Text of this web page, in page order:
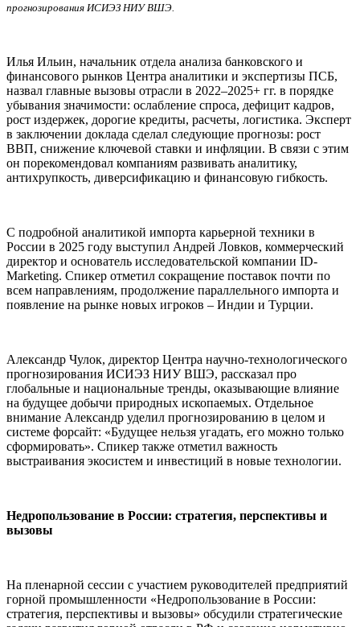
прогнозирования ИСИЭЗ НИУ ВШЭ.
Илья Ильин, начальник отдела анализа банковского и
финансового рынков Центра аналитики и экспертизы ПСБ,
назвал главные вызовы отрасли в 2022–2025+ гг. в порядке
убывания значимости: ослабление спроса, дефицит кадров,
рост издержек, дорогие кредиты, расчеты, логистика. Эксперт
в заключении доклада сделал следующие прогнозы: рост
ВВП, снижение ключевой ставки и инфляции. В связи с этим
он порекомендовал компаниям развивать аналитику,
антихрупкость, диверсификацию и финансовую гибкость.
С подробной аналитикой импорта карьерной техники в
России в 2025 году выступил Андрей Ловков, коммерческий
директор и основатель исследовательской компании ID-
Marketing. Спикер отметил сокращение поставок почти по
всем направлениям, продолжение параллельного импорта и
появление на рынке новых игроков – Индии и Турции.
Александр Чулок, директор Центра научно-технологического
прогнозирования ИСИЭЗ НИУ ВШЭ, рассказал про
глобальные и национальные тренды, оказывающие влияние
на будущее добычи природных ископаемых. Отдельное
внимание Александр уделил прогнозированию в целом и
системе форсайт: «Будущее нельзя угадать, его можно только
сформировать». Спикер также отметил важность
выстраивания экосистем и инвестиций в новые технологии.
Недропользование в России: стратегия, перспективы и
вызовы
На пленарной сессии с участием руководителей предприятий
горной промышленности «Недропользование в России:
стратегия, перспективы и вызовы» обсудили стратегические